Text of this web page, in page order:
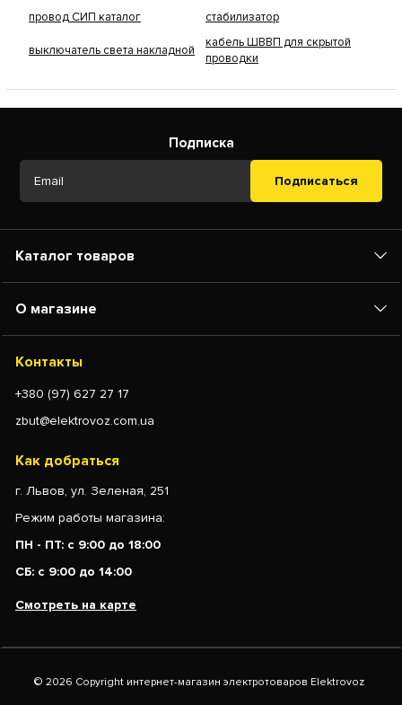
провод СИП каталог стабилизатор
выключатель света накладной
кабель ШВВП для скрытой
проводки
Подписка
Подписаться
Каталог товаров
О магазине
Контакты
+380 (97) 627 27 17
zbut@elektrovoz.com.ua
Как добраться
г. Львов, ул. Зеленая, 251
Режим работы магазина:
ПН - ПТ: с 9:00 до 18:00
СБ: с 9:00 до 14:00
Смотреть на карте
© 2026 Copyright интернет-магазин электротоваров Elektrovoz